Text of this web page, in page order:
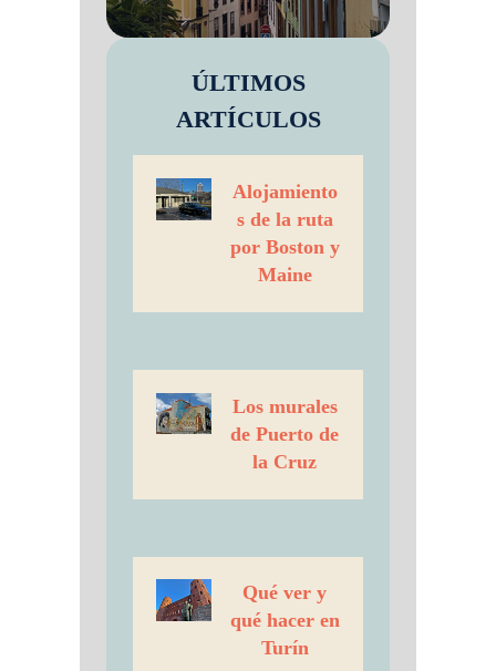
ÚLTIMOS
ARTÍCULOS
Alojamiento
s de la ruta
por Boston y
Maine
Los murales
de Puerto de
la Cruz
Qué ver y
qué hacer en
Turín